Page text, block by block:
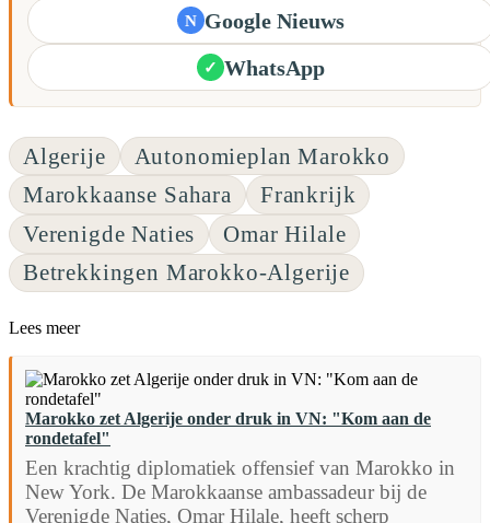
N Google Nieuws
✓ WhatsApp
Algerije
Autonomieplan Marokko
Marokkaanse Sahara
Frankrijk
Verenigde Naties
Omar Hilale
Betrekkingen Marokko-Algerije
Lees meer
Marokko zet Algerije onder druk in VN: "Kom aan de
rondetafel"
Een krachtig diplomatiek offensief van Marokko in
New York. De Marokkaanse ambassadeur bij de
Verenigde Naties, Omar Hilale, heeft scherp